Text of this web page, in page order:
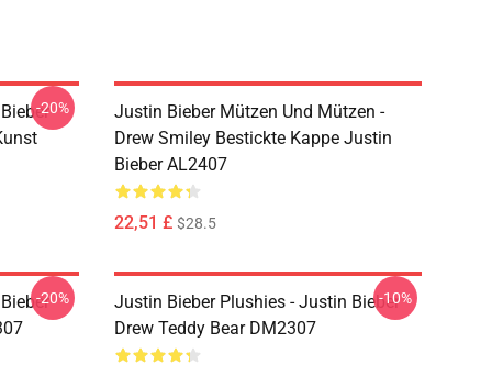
-20%
Justin Bieber Mützen Und Mützen -
Drew Smiley Bestickte Kappe Justin
Bieber AL2407
22,51 £ $28.5
-20%
Justin Bieber Plushies - Justin Bieber
Drew Teddy Bear DM2307
-10%